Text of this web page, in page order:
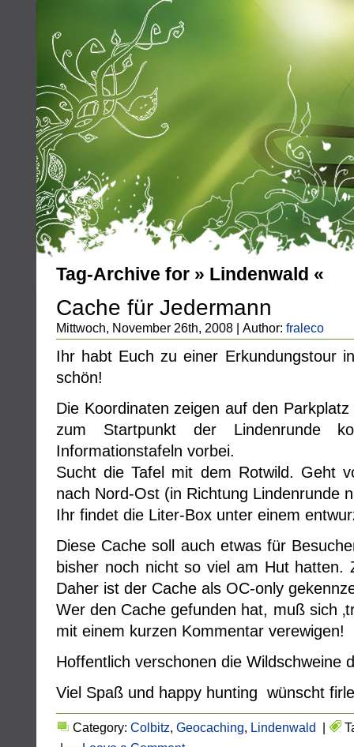
Tag-Archive for » Lindenwald «
Cache für Jedermann
Mittwoch, November 26th, 2008 | Author: fraleco
Ihr habt Euch zu einer Erkundungstour
schön!
Die Koordinaten zeigen auf den
zum Startpunkt der Lindenrunde
Informationstafeln vorbei.
Sucht die Tafel mit dem Rotwild. Geht
nach Nord-Ost (in Richtung Lindenrunde
Ihr findet die Liter-Box unter einem
Diese Cache soll auch etwas für
bisher noch nicht so viel am Hut hatten.
Daher ist der Cache als OC-only
Wer den Cache gefunden hat, muß sich
mit einem kurzen Kommentar verewigen!
Hoffentlich verschonen die Wildschweine
Viel Spaß und happy hunting wünscht
Category: Colbitz, Geocaching, Lindenwald |